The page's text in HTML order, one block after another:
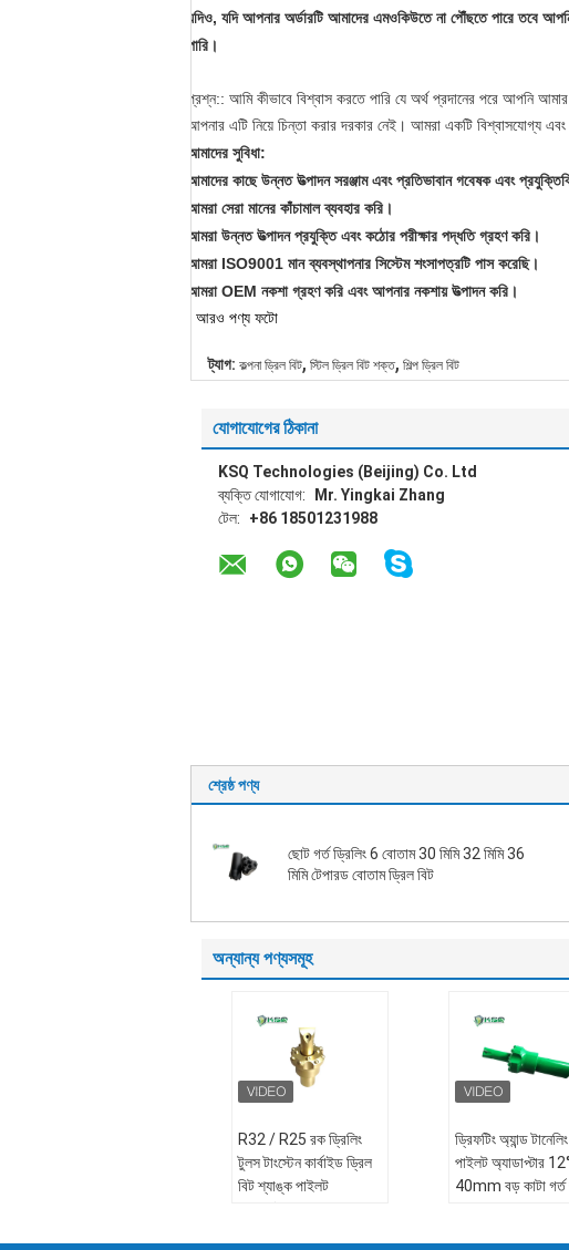
যদিও, যদি আপনার অর্ডারটি আমাদের এমওকিউতে না পৌঁছতে পারে তবে
পারি।
প্রশ্ন:: আমি কীভাবে বিশ্বাস করতে পারি যে অর্থ প্রদানের পরে আপনি
আপনার এটি নিয়ে চিন্তা করার দরকার নেই। আমরা একটি বিশ্বাসযোগ্য এবং
আমাদের সুবিধা:
আমাদের কাছে উন্নত উত্পাদন সরঞ্জাম এবং প্রতিভাবান গবেষক এবং
আমরা সেরা মানের কাঁচামাল ব্যবহার করি।
আমরা উন্নত উত্পাদন প্রযুক্তি এবং কঠোর পরীক্ষার পদ্ধতি গ্রহণ করি।
আমরা ISO9001 মান ব্যবস্থাপনার সিস্টেম শংসাপত্রটি পাস করেছি।
আমরা OEM নকশা গ্রহণ করি এবং আপনার নকশায় উত্পাদন করি।
আরও পণ্য ফটো
ট্যাগ: কল্পনা ড্রিল বিট, স্টিল ড্রিল বিট শক্ত, শিল্প ড্রিল বিট
যোগাযোগের ঠিকানা
KSQ Technologies (Beijing) Co. Ltd
ব্যক্তি যোগাযোগ:
Mr. Yingkai Zhang
টেল:
+86 18501231988
শ্রেষ্ঠ পণ্য
ছোট গর্ত ড্রিলিং 6 বোতাম 30 মিমি 32 মিমি 36
মিমি টেপারড বোতাম ড্রিল বিট
অন্যান্য পণ্যসমূহ
R32 / R25 রক ড্রিলিং
টুলস টাংস্টেন কার্বাইড ড্রিল
বিট শ্যাঙ্ক পাইলট
ড্রিফটিং অ্যান্ড টানেলিং
পাইলট অ্যাডাপ্টার
40mm বড় কাটা